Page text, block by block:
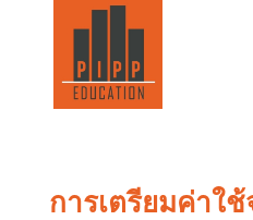
การเตรียมค่าใช้